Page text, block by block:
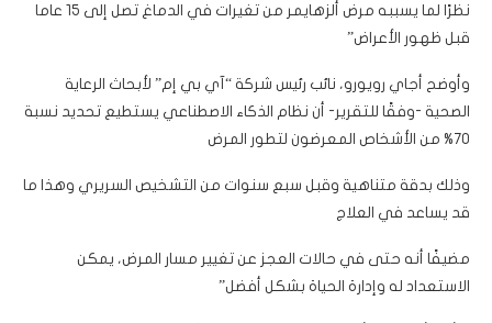
نظرًا لما يسببه مرض ألزهايمر من تغيرات في الدماغ تصل إلى 15 عاما
قبل ظهور الأعراض”
وأوضح أجاي رويورو، نائب رئيس شركة “آي بي إم” لأبحاث الرعاية
الصحية -وفقًا للتقرير- أن نظام الذكاء الاصطناعي يستطيع تحديد نسبة
70% من الأشخاص المعرضون لتطور المرض
وذلك بدقة متناهية وقبل سبع سنوات من التشخيص السريري وهذا ما
قد يساعد في العلاج
مضيفًا أنه حتى في حالات العجز عن تغيير مسار المرض، يمكن
الاستعداد له وإدارة الحياة بشكل أفضل”